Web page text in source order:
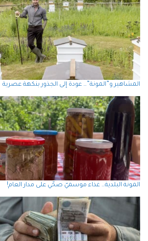
المشاهير و”المونة”… عودة إلى الجذور بنكهة عصرية
المونة البلدية… غذاء موسميّ صحّي على مدار العام!